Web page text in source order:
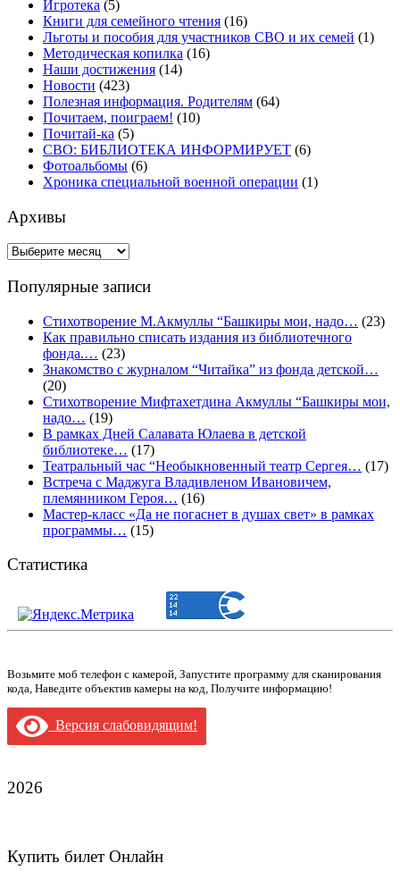
Игротека (5)
Книги для семейного чтения (16)
Льготы и пособия для участников СВО и их семей (1)
Методическая копилка (16)
Наши достижения (14)
Новости (423)
Полезная информация. Родителям (64)
Почитаем, поиграем! (10)
Почитай-ка (5)
СВО: БИБЛИОТЕКА ИНФОРМИРУЕТ (6)
Фотоальбомы (6)
Хроника специальной военной операции (1)
Архивы
Архивы
Популярные записи
Стихотворение М.Акмуллы “Башкиры мои, надо… (23)
Как правильно списать издания из библиотечного
фонда.… (23)
Знакомство с журналом “Читайка” из фонда детской…
(20)
Стихотворение Мифтахетдина Акмуллы “Башкиры мои,
надо… (19)
В рамках Дней Салавата Юлаева в детской
библиотеке… (17)
Театральный час “Необыкновенный театр Сергея… (17)
Встреча с Маджуга Владивленом Ивановичем,
племянником Героя… (16)
Мастер-класс «Да не погаснет в душах свет» в рамках
программы… (15)
Статистика
Возьмите моб телефон с камерой, Запустите программу для сканирования
кода, Наведите объектив камеры на код, Получите информацию!
Версия слабовидящим!
2026
Купить билет Онлайн